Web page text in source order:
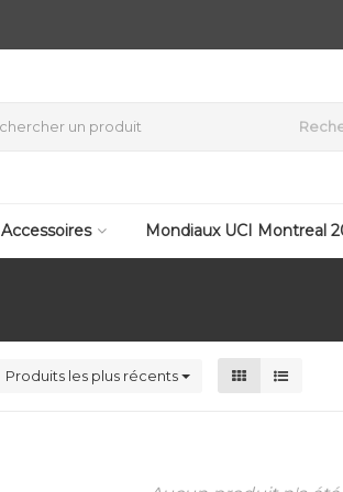
Accessoires Mondiaux UCI Montreal
Produits les plus récents